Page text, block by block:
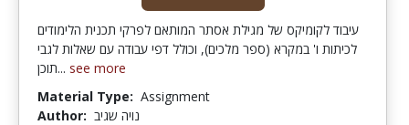
עיבוד לקומיקס של מגילת אסתר המותאם לפרקי תכנית הלימודים
לכיתות ו' במקרא (ספר מלכים), וכולל דפי עבודה עם שאלות לגבי
תוכן... see more
Material Type: Assignment
Author: נויה שגיב